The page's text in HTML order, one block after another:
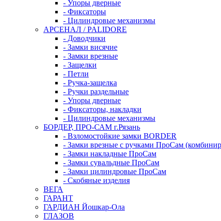
- Упоры дверные
- Фиксаторы
- Цилиндровые механизмы
АРСЕНАЛ / PALIDORE
- Доводчики
- Замки висячие
- Замки врезные
- Защелки
- Петли
- Ручка-защелка
- Ручки раздельные
- Упоры дверные
- Фиксаторы, накладки
- Цилиндровые механизмы
БОРДЕР, ПРО-САМ г.Рязань
- Взломостойкие замки BORDER
- Замки врезные с ручками ПроСам
- Замки накладные ПроСам
- Замки сувальдные ПроСам
- Замки цилиндровые ПроСам
- Скобяные изделия
ВЕГА
ГАРАНТ
ГАРДИАН Йошкар-Ола
ГЛАЗОВ